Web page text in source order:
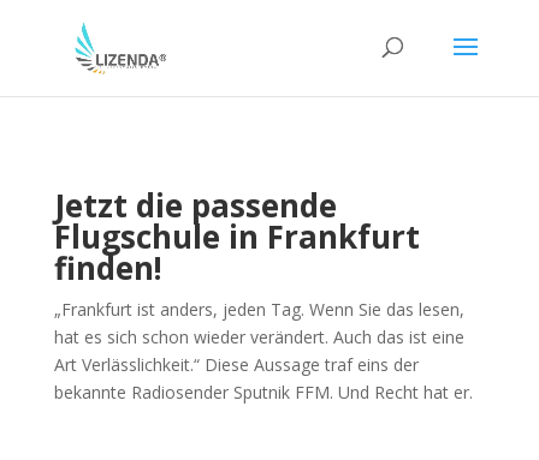
Jetzt die passende
Flugschule in Frankfurt
finden!
„Frankfurt ist anders, jeden Tag. Wenn Sie das lesen,
hat es sich schon wieder verändert. Auch das ist eine
Art Verlässlichkeit.“ Diese Aussage traf eins der
bekannte Radiosender Sputnik FFM. Und Recht hat er.